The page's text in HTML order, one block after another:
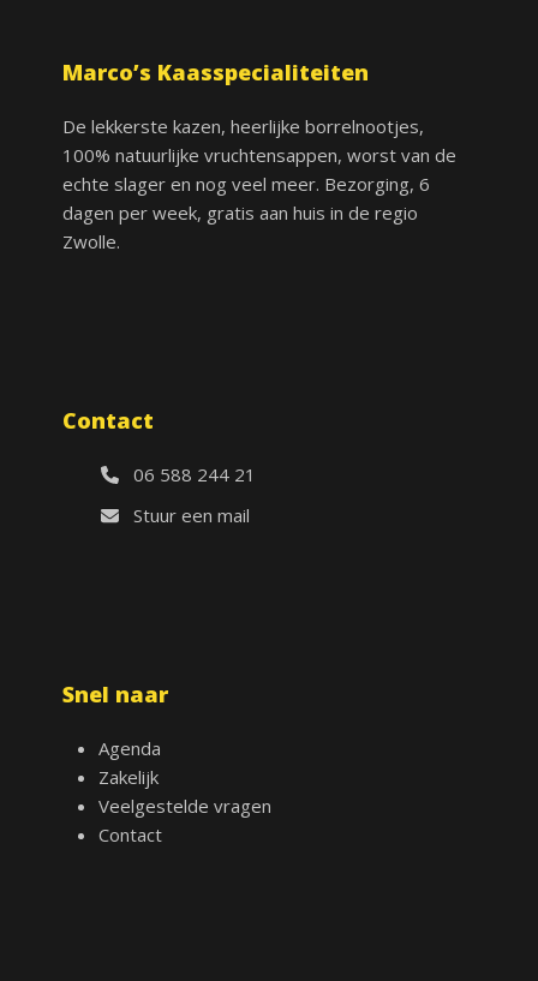
Marco’s Kaasspecialiteiten
De lekkerste kazen, heerlijke borrelnootjes,
100% natuurlijke vruchtensappen, worst van de
echte slager en nog veel meer. Bezorging, 6
dagen per week, gratis aan huis in de regio
Zwolle.
Contact
06 588 244 21
Stuur een mail
Snel naar
Agenda
Zakelijk
Veelgestelde vragen
Contact